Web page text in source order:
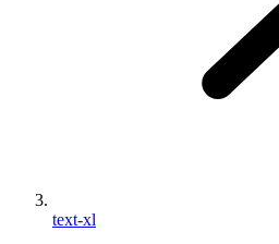
text-xl